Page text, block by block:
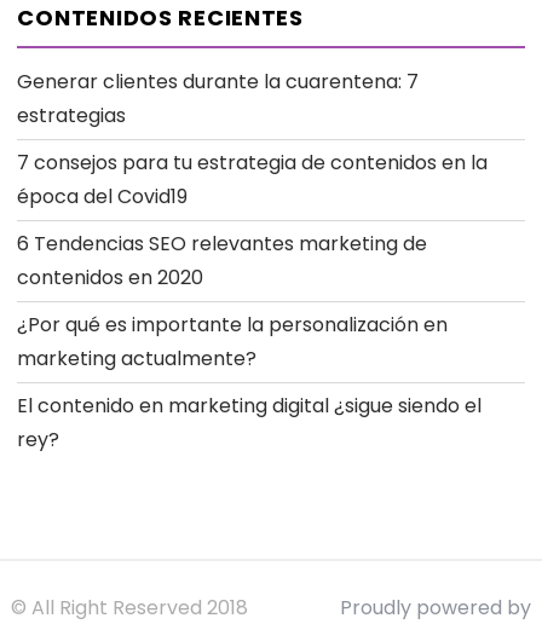
CONTENIDOS RECIENTES
Generar clientes durante la cuarentena: 7
estrategias
7 consejos para tu estrategia de contenidos en la
época del Covid19
6 Tendencias SEO relevantes marketing de
contenidos en 2020
¿Por qué es importante la personalización en
marketing actualmente?
El contenido en marketing digital ¿sigue siendo el
rey?
© All Right Reserved 2018 Proudly powered by